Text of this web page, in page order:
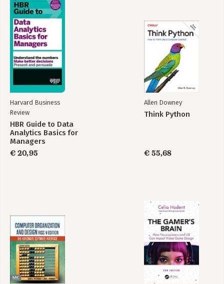
Harvard Business
Review
HBR Guide to Data
Analytics Basics for
Managers
€ 20,95
Allen Downey
Think Python
€ 55,68